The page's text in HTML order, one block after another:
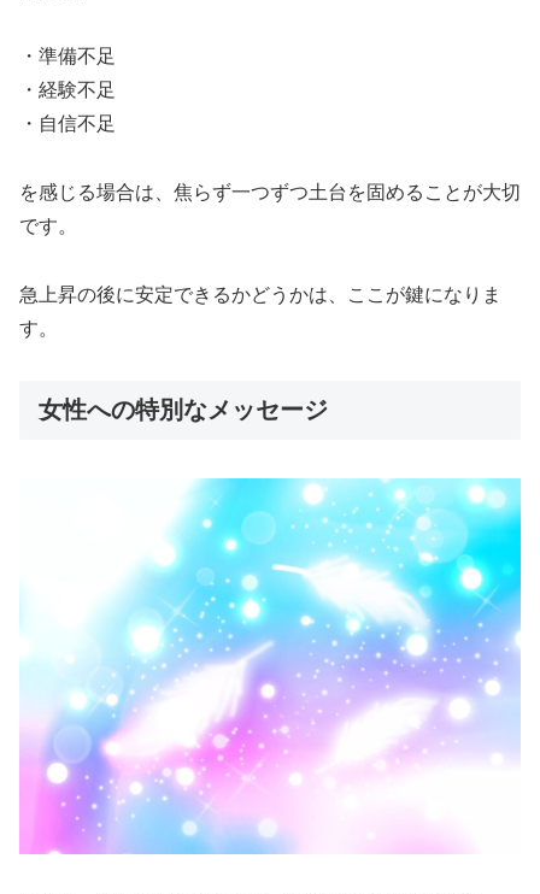
・準備不足
・経験不足
・自信不足
を感じる場合は、焦らず一つずつ土台を固めることが大切
です。
急上昇の後に安定できるかどうかは、ここが鍵になりま
す。
女性への特別なメッセージ